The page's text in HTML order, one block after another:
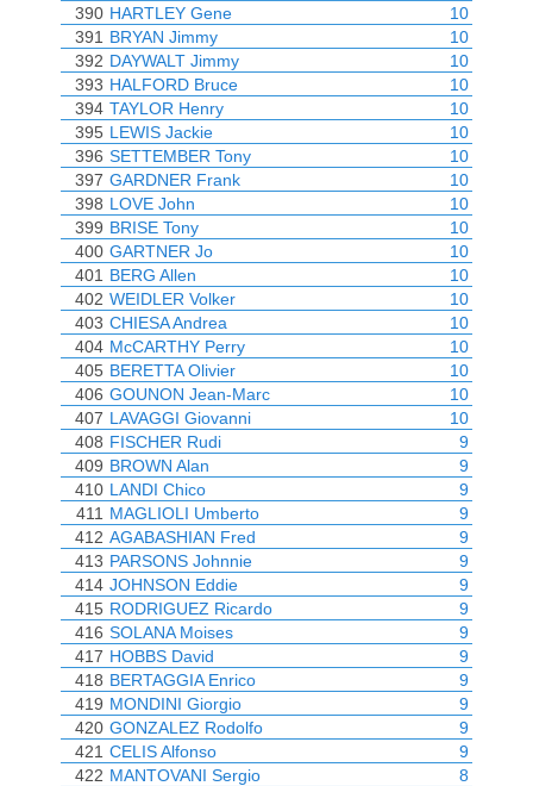
390 HARTLEY Gene
10
391 BRYAN Jimmy
10
392 DAYWALT Jimmy
10
393 HALFORD Bruce
10
394 TAYLOR Henry
10
395 LEWIS Jackie
10
396 SETTEMBER Tony
10
397 GARDNER Frank
10
398 LOVE John
10
399 BRISE Tony
10
400 GARTNER Jo
10
401 BERG Allen
10
402 WEIDLER Volker
10
403 CHIESA Andrea
10
404 McCARTHY Perry
10
405 BERETTA Olivier
10
406 GOUNON Jean-Marc
10
407 LAVAGGI Giovanni
10
408 FISCHER Rudi
9
409 BROWN Alan
9
410 LANDI Chico
9
411 MAGLIOLI Umberto
9
412 AGABASHIAN Fred
9
413 PARSONS Johnnie
9
414 JOHNSON Eddie
9
415 RODRIGUEZ Ricardo
9
416 SOLANA Moises
9
417 HOBBS David
9
418 BERTAGGIA Enrico
9
419 MONDINI Giorgio
9
420 GONZALEZ Rodolfo
9
421 CELIS Alfonso
9
422 MANTOVANI Sergio
8